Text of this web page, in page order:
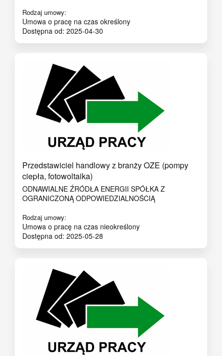
Rodzaj umowy:
Umowa o pracę na czas określony
Dostępna od: 2025-04-30
Przedstawiciel handlowy z branży OZE (pompy
ciepła, fotowoltaika)
ODNAWIALNE ŹRÓDŁA ENERGII SPÓŁKA Z
OGRANICZONĄ ODPOWIEDZIALNOŚCIĄ
Rodzaj umowy:
Umowa o pracę na czas nieokreślony
Dostępna od: 2025-05-28